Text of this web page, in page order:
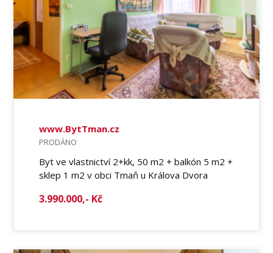
www.BytTman.cz
PRODÁNO
Byt ve vlastnictví 2+kk, 50 m2 + balkón 5 m2 +
sklep 1 m2 v obci Tmaň u Králova Dvora
3.990.000,- Kč